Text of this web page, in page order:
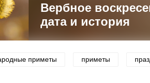
Вербное
дата и история
приметы приметы